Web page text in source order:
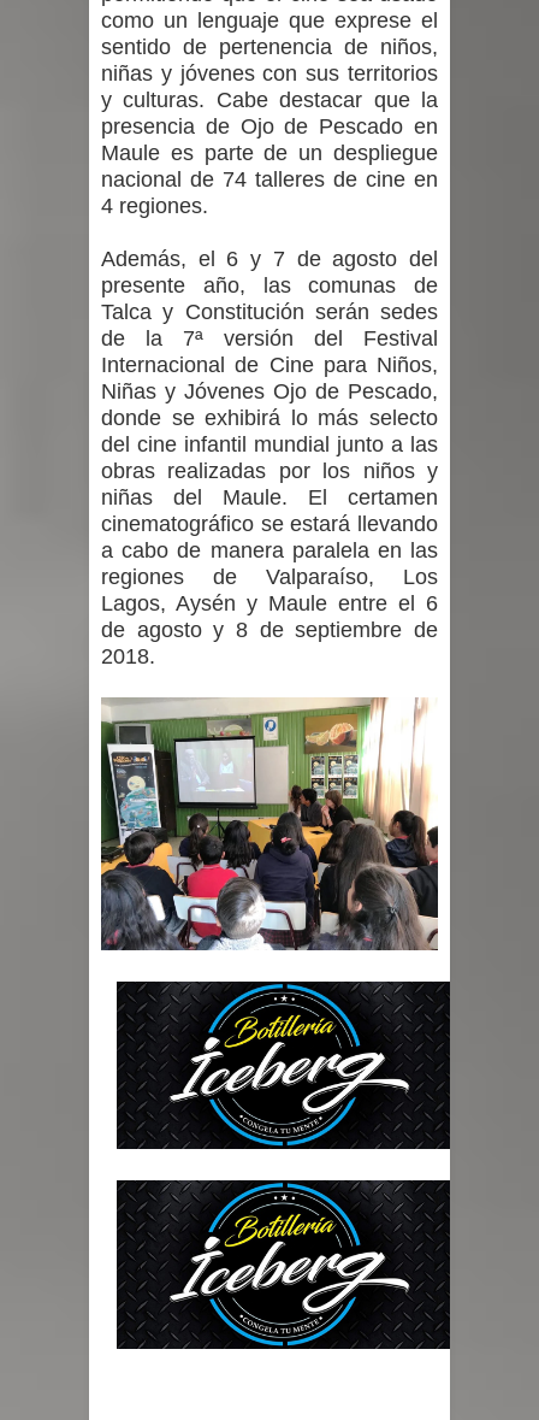
como un lenguaje que exprese el
sentido de pertenencia de niños,
niñas y jóvenes con sus territorios
y culturas. Cabe destacar que la
presencia de Ojo de Pescado en
Maule es parte de un despliegue
nacional de 74 talleres de cine en
4 regiones.
Además, el 6 y 7 de agosto del
presente año, las comunas de
Talca y Constitución serán sedes
de la 7ª versión del Festival
Internacional de Cine para Niños,
Niñas y Jóvenes Ojo de Pescado,
donde se exhibirá lo más selecto
del cine infantil mundial junto a las
obras realizadas por los niños y
niñas del Maule. El certamen
cinematográfico se estará llevando
a cabo de manera paralela en las
regiones de Valparaíso, Los
Lagos, Aysén y Maule entre el 6
de agosto y 8 de septiembre de
2018.